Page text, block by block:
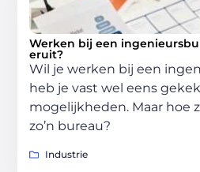
Werken bij een
eruit?
Wil je werken bij een
heb je vast wel eens
mogelijkheden. Maar hoe
zo’n bureau?
Industrie